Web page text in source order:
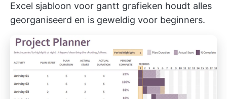
Excel sjabloon voor gantt grafieken houdt alles
georganiseerd en is geweldig voor beginners.